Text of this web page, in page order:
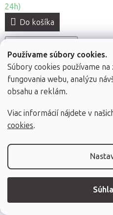
Používame súbory cookies.
Súbory cookies používame
fungovania webu, analýzu
obsahu a reklám.
Viac informácií nájdete v
cookies.
24h)
Do košíka
Zákazníci si tiež
66 x 22,5 x 11 cm, 4
farby
Valec